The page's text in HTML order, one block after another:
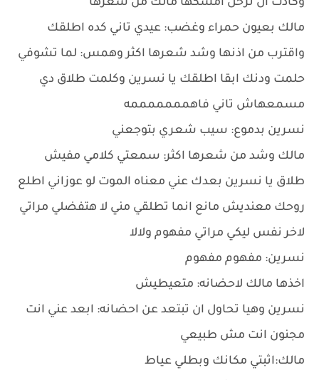
وكادت ان ترحل امسكها مالك من شعرها
مالك بعيون حمراء وغضب: عيدي تاني كده اطلقك
واقترب من اذنها وشد شعرها اكثر وهمس: لما تشوفي
حلمت ودنك ابقا اطلقك يا نسرين وكلمت طلاق دي
مسمعهاش تاني فاهمممممممه
نسرين بدموع: سيب شعري بتوجعني
مالك وشد من شعرها اكثر: سمعتي كلامي مفيش
طلاق يا نسرين بعدك عني معناه الموت لو عوزاني اطلع
روحك معنديش مانع انما تطلقي مني لا هتفضلي مراتي
لاخر نفس ليكي مراتي مفهوم ولالا
نسرين: مفهوم مفهوم
اخذها مالك لاحضانه: متعيطيش
نسرين وهيا تحاول ان تبتعد عن احضانه: ابعد عني انت
مجنون انت مش طبيعي
مالك:اثبتي مكانك وبطلي عياط